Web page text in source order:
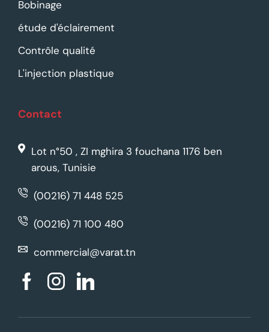
Bobinage
étude d'éclairement
Contrôle qualité
L'injection plastique
Contact
Lot n°50 , ZI mghira 3 fouchana 1176 ben
arous, Tunisie
(00216) 71 448 525
(00216) 71 100 480
commercial@varat.tn